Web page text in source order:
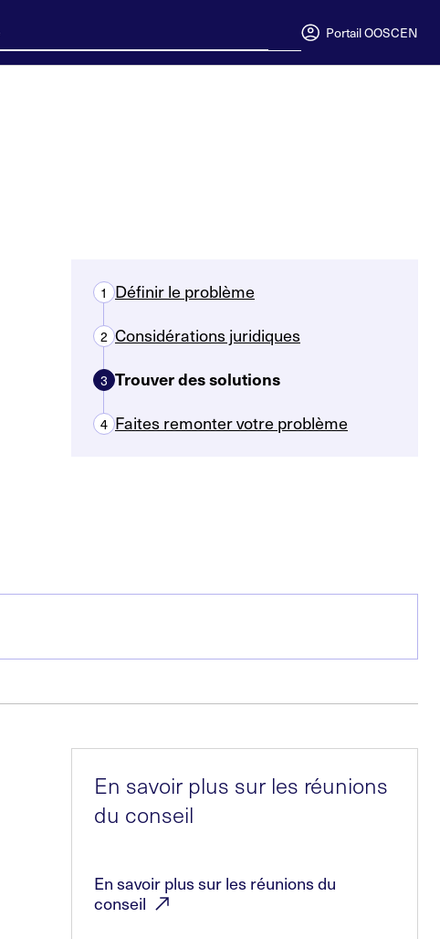
Portail OOSCEN
1 Définir le problème
2 Considérations juridiques
3 Trouver des solutions
4 Faites remonter votre problème
En savoir plus sur les réunions
du conseil
En savoir plus sur les réunions du
conseil